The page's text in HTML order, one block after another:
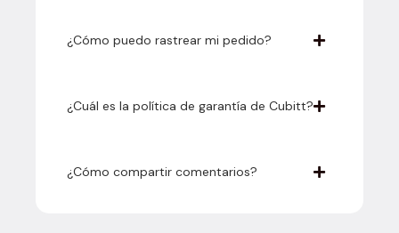
¿Cómo puedo rastrear mi pedido?
¿Cuál es la política de garantía de Cubitt?
¿Cómo compartir comentarios?